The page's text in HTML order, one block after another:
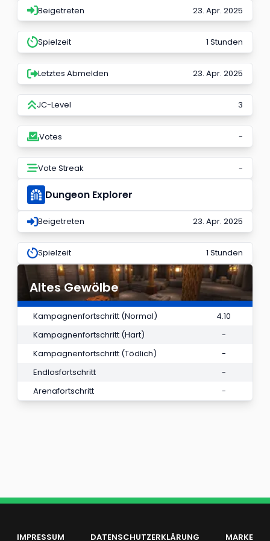
Beigetreten 23. Apr. 2025
Spielzeit 1 Stunden
Letztes Abmelden 23. Apr. 2025
JC-Level 3
Votes -
Vote Streak -
Dungeon Explorer
Beigetreten 23. Apr. 2025
Spielzeit 1 Stunden
Altes Gewölbe
Kampagnenfortschritt (Normal)
4.10
Kampagnenfortschritt (Hart)
-
Kampagnenfortschritt (Tödlich)
-
Endlosfortschritt
-
Arenafortschritt
-
IMPRESSUM DATENSCHUTZERKLÄRUNG MARKE